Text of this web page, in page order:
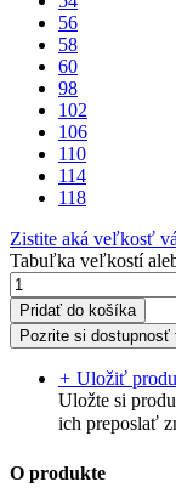
56
58
60
98
102
106
110
114
118
Zistite aká veľkosť
Tabuľka veľkostí
Pridať do košíka
Pozrite si dostupnosť
+ Uložiť
Uložte si
ich preposlať
O produkte